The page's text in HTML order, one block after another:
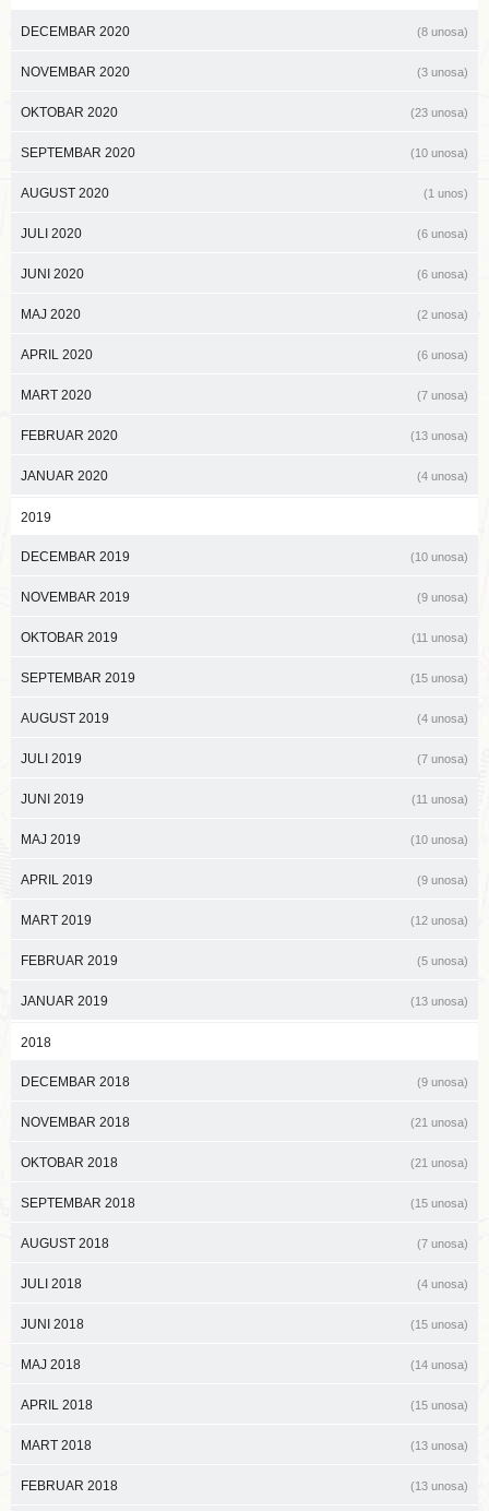
DECEMBAR 2020 (8 unosa)
NOVEMBAR 2020 (3 unosa)
OKTOBAR 2020 (23 unosa)
SEPTEMBAR 2020 (10 unosa)
AUGUST 2020 (1 unos)
JULI 2020 (6 unosa)
JUNI 2020 (6 unosa)
MAJ 2020 (2 unosa)
APRIL 2020 (6 unosa)
MART 2020 (7 unosa)
FEBRUAR 2020 (13 unosa)
JANUAR 2020 (4 unosa)
2019
DECEMBAR 2019 (10 unosa)
NOVEMBAR 2019 (9 unosa)
OKTOBAR 2019 (11 unosa)
SEPTEMBAR 2019 (15 unosa)
AUGUST 2019 (4 unosa)
JULI 2019 (7 unosa)
JUNI 2019 (11 unosa)
MAJ 2019 (10 unosa)
APRIL 2019 (9 unosa)
MART 2019 (12 unosa)
FEBRUAR 2019 (5 unosa)
JANUAR 2019 (13 unosa)
2018
DECEMBAR 2018 (9 unosa)
NOVEMBAR 2018 (21 unosa)
OKTOBAR 2018 (21 unosa)
SEPTEMBAR 2018 (15 unosa)
AUGUST 2018 (7 unosa)
JULI 2018 (4 unosa)
JUNI 2018 (15 unosa)
MAJ 2018 (14 unosa)
APRIL 2018 (15 unosa)
MART 2018 (13 unosa)
FEBRUAR 2018 (13 unosa)